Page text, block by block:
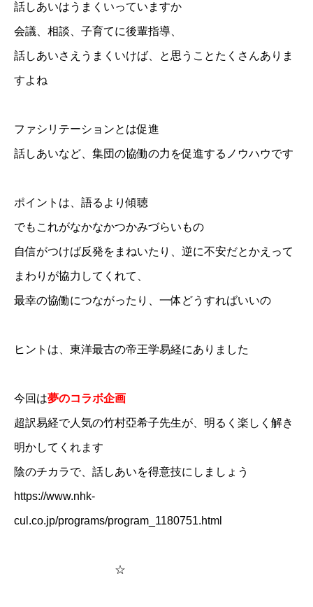
話しあいはうまくいっていますか
会議、相談、子育てに後輩指導、
話しあいさえうまくいけば、と思うことたくさんありま
すよね
ファシリテーションとは促進
話しあいなど、集団の協働の力を促進するノウハウです
ポイントは、語るより傾聴
でもこれがなかなかつかみづらいもの
自信がつけば反発をまねいたり、逆に不安だとかえって
まわりが協力してくれて、
最幸の協働につながったり、一体どうすればいいの
ヒントは、東洋最古の帝王学易経にありました
今回は夢のコラボ企画
超訳易経で人気の竹村亞希子先生が、明るく楽しく解き
明かしてくれます
陰のチカラで、話しあいを得意技にしましょう
​https://www.nhk-
cul.co.jp/programs/program_1180751.html
☆